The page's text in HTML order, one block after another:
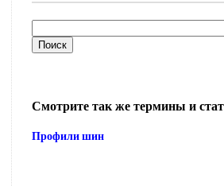
Смотрите так же термины и
Профили шин